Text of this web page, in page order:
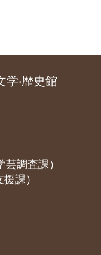
学‧歴史館
調査課）
課）